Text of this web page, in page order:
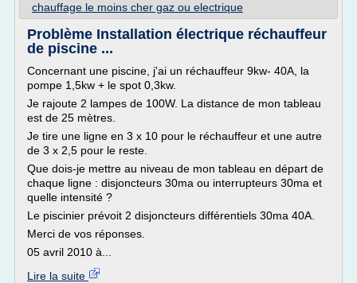
chauffage le moins cher gaz ou electrique
Problème Installation électrique réchauffeur
de piscine ...
Concernant une piscine, j'ai un réchauffeur 9kw- 40A, la
pompe 1,5kw + le spot 0,3kw.
Je rajoute 2 lampes de 100W. La distance de mon tableau
est de 25 mètres.
Je tire une ligne en 3 x 10 pour le réchauffeur et une autre
de 3 x 2,5 pour le reste.
Que dois-je mettre au niveau de mon tableau en départ de
chaque ligne : disjoncteurs 30ma ou interrupteurs 30ma et
quelle intensité ?
Le piscinier prévoit 2 disjoncteurs différentiels 30ma 40A.
Merci de vos réponses.
05 avril 2010 à...
Lire la suite